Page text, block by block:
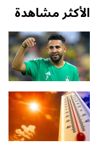
الأكثر مشاهدة